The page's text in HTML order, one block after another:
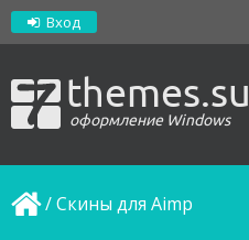
Вход
themes.su
оформление Windows
/Скины для Aimp